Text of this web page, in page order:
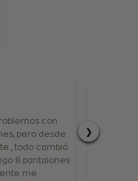
❯
con
pero desde
, todo cambió
8 pantalones
me